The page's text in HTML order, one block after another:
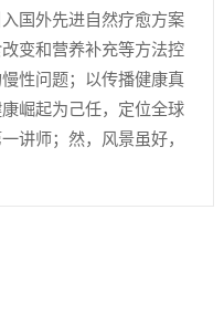
国外先进自然疗愈方案
变和营养补充等方法控
性问题；以传播健康真
崛起为己任，定位全球
讲师；然，风景虽好，